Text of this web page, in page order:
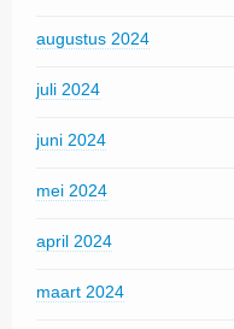
augustus 2024
juli 2024
juni 2024
mei 2024
april 2024
maart 2024